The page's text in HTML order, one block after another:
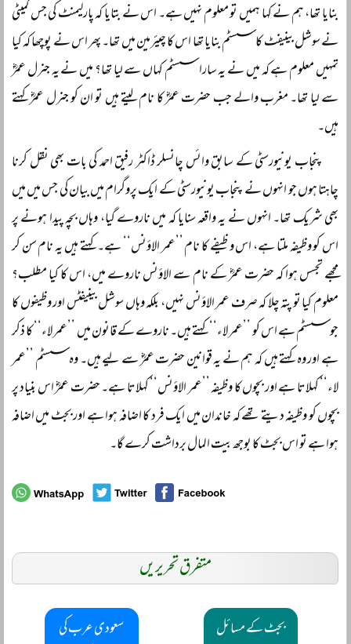
بنایا تھا، ہم نے کہا ہمیں تو معلوم نہیں ہے۔ اس نے بتایا کہ پارلیمنٹ کی جس کمیٹی
نے سوشل بینیفٹ کا سسٹم بنایا تھا اس کا چیئرمین میں تھا۔ پھر اس نے پوچھا کہ کیا
تمہیں معلوم ہے کہ میں نے یہ سارا سسٹم کہاں سے لیا تھا؟ میں نے یہ جنرل عمرؓ
سے لیا تھا۔ مغرب والے جب حضرت عمرؓ کا نام لیتے ہیں تو ان کو جنرل عمرؓ کہتے
ہیں۔
پنجاب یونیورسٹی کے سابق وائس چانسلر ڈاکٹر رفیق احمد کی بات بھی نقل کرنا
چاہتا ہوں جو انہوں نے پنجاب یونیورسٹی کے ایک پروگرام میں بیان کی جس میں میں
بھی شریک تھا۔ انہوں نے یہ واقعہ سنایا کہ میں ناروے گیا، وہاں بچہ پیدا ہونے پر
اس کو وظیفہ ملتا ہے، اس وظیفے کا نام ’’عمر الاؤنس‘‘ ہے۔ کہتے ہیں یہ نام سن کر
مجھے تجسس ہوا کہ حضرت عمرؓ کے نام سے الاؤنس ناروے میں، اس کا کیا مطلب؟
معلوم کیا تو پتہ چلا کہ صرف عمر الاؤنس نہیں، بلکہ وہاں سوشل بینیفٹس اور وظیفوں کا
جو سسٹم ہے اس کو ’’عمر لاء‘‘ کہتے ہیں۔ ناروے کے قانون میں ’’عمر لاء‘‘ کا ذکر
ہے اور وہ کہتے ہیں کہ ہم نے یہ قوانین حضرت عمرؓ سے لیے ہیں۔ وہ سسٹم ’’عمر
لاء‘‘ کہلاتا ہے اور بچوں کا وظیفہ ’’عمر الاؤنس‘‘ کہلاتا ہے۔ حضرت عمرؓ اس بنیاد پر
بچوں کو وظیفہ دیتے تھے کہ خاندان میں ایک فرد کا اضافہ ہوا ہے اور بجٹ میں اضافہ
ہوا ہے تو اس بجٹ کا بوجھ بیت المال برداشت کرے گا۔
متفرق تحریریں
بجٹ کے مسائل
سعودی عرب کی